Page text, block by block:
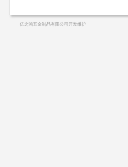
亿之鸿五金制品有限公司开发维护